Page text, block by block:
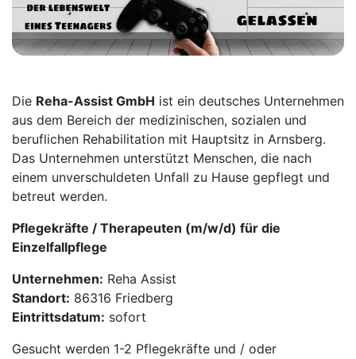
Die Reha-Assist GmbH ist ein deutsches Unternehmen
aus dem Bereich der medizinischen, sozialen und
beruflichen Rehabilitation mit Hauptsitz in Arnsberg.
Das Unternehmen unterstützt Menschen, die nach
einem unverschuldeten Unfall zu Hause gepflegt und
betreut werden.
Pflegekräfte / Therapeuten (m/w/d) für die
Einzelfallpflege
Unternehmen: Reha Assist
Standort: 86316 Friedberg
Eintrittsdatum: sofort
Gesucht werden 1-2 Pflegekräfte und / oder